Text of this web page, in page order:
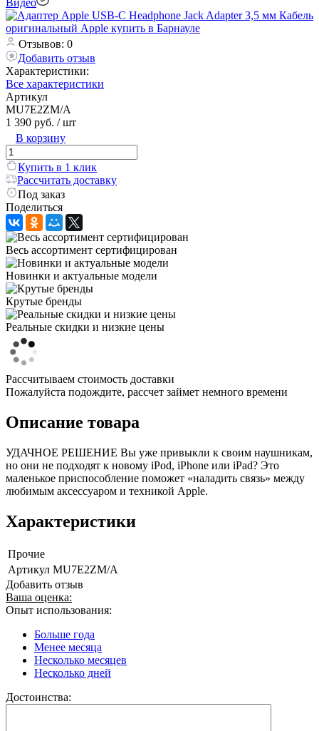
Отзывов: 0
Добавить отзыв
Характеристики:
Все характеристики
Артикул
MU7E2ZM/A
1 390 руб. / шт
В корзину
Купить в 1 клик
Рассчитать доставку
Под заказ
Поделиться
Весь ассортимент сертифицирован
Новинки и актуальные модели
Крутые бренды
Реальные скидки и низкие цены
Рассчитываем стоимость доставки
Пожалуйста подождите, рассчет займет немного времени
Описание товара
УДАЧНОЕ РЕШЕНИЕ Вы уже привыкли к своим наушникам,
но они не подходят к новому iPod, iPhone или iPad? Это
маленькое приспособление поможет «наладить связь» между
любимым аксессуаром и техникой Apple.
Характеристики
Прочие
Артикул MU7E2ZM/A
Добавить отзыв
Ваша оценка:
Опыт использования:
Больше года
Менее месяца
Несколько месяцев
Несколько дней
Достоинства: